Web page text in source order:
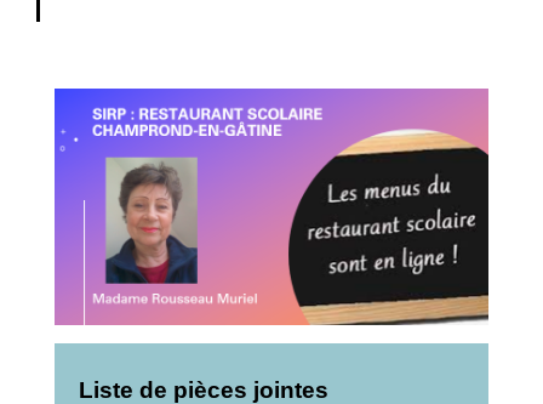
Liste de pièces jointes